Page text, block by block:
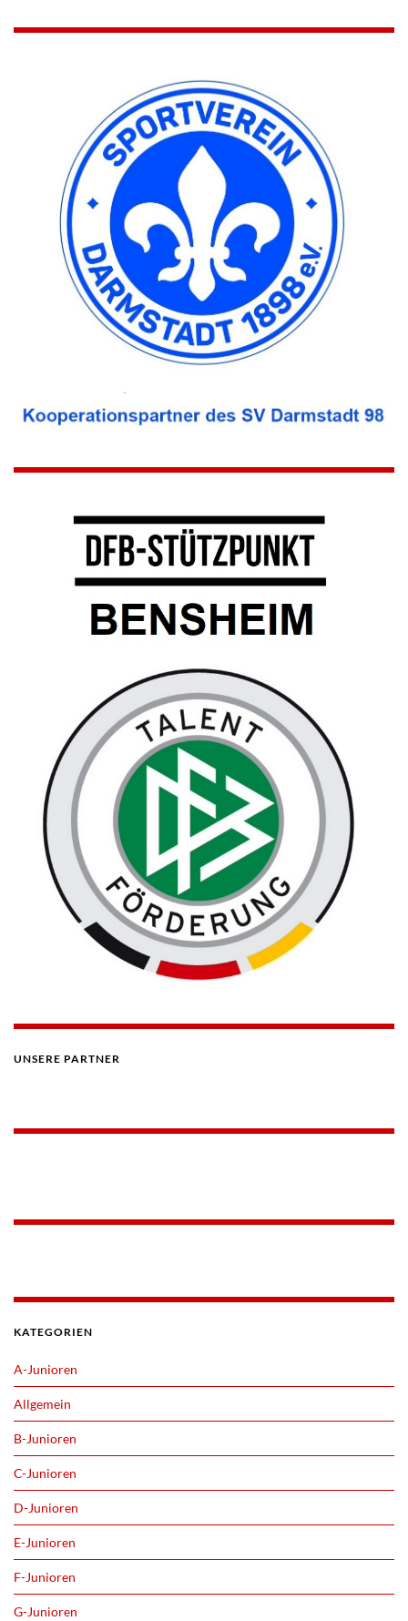
UNSERE PARTNER
KATEGORIEN
A-Junioren
Allgemein
B-Junioren
C-Junioren
D-Junioren
E-Junioren
F-Junioren
G-Junioren